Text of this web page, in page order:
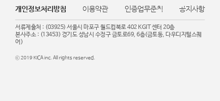
개인정보처리방침 이용약관 인증업무준칙 공지사항
서류제출처 : (03925) 서울시 마포구 월드컵북로 402 KGIT 센터 20층
본사주소 : (13453) 경기도 성남시 수정구 금토로69, 6층(금토동, 다우디지털스퀘
어)
ⓒ 2019 KICA inc. All rights reserved.